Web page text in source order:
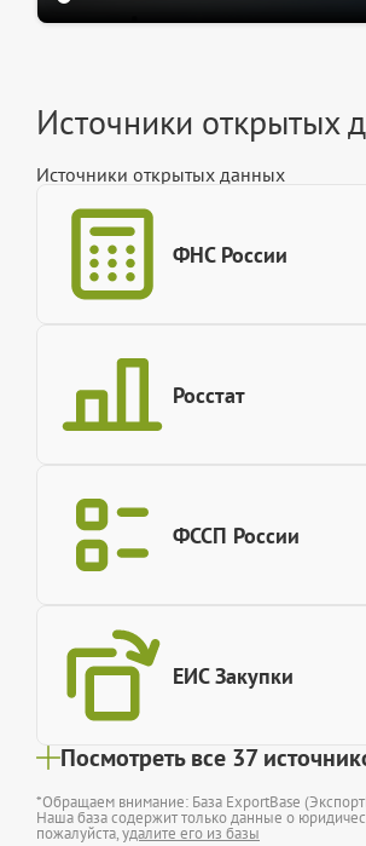
Источники открытых
Источники открытых данных
ФНС России
Росстат
ФССП России
ЕИС Закупки
Посмотреть все 37
*Обращаем внимание: База ExportBase
Наша база содержит только данные о
пожалуйста,удалите его из базы